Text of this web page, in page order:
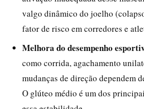
valgo dinâmico do joelho
fator de risco em corredores e
Melhora do desempenho
como corrida, agachamento
mudanças de direção dependem
O glúteo médio é um dos